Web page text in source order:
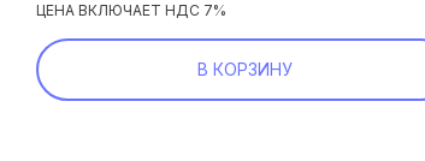
ЦЕНА ВКЛЮЧАЕТ НДС 7%
В КОРЗИНУ